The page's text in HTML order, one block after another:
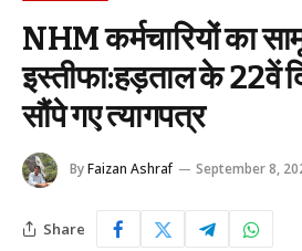
NHM कर्मचारियों का
इस्तीफा:हड़ताल के 22वें
सौंपे गए त्यागपत्र
ByFaizan Ashraf September 8,
Share